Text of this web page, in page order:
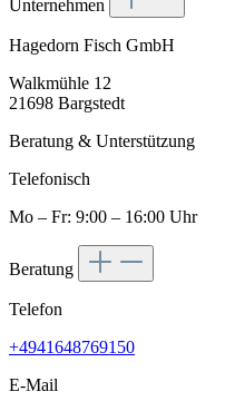
Unternehmen
Hagedorn Fisch GmbH
Walkmühle 12
21698 Bargstedt
Beratung & Unterstützung
Telefonisch
Mo – Fr: 9:00 – 16:00 Uhr
Beratung
Telefon
+4941648769150
E-Mail